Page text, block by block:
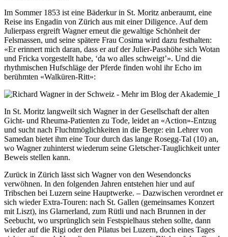
Im Sommer 1853 ist eine Bäderkur in St. Moritz anberaumt, eine
Reise ins Engadin von Zürich aus mit einer Diligence. Auf dem
Julierpass ergreift Wagner erneut die gewaltige Schönheit der
Felsmassen, und seine spätere Frau Cosima wird dazu festhalten:
«Er erinnert mich daran, dass er auf der Julier-Passhöhe sich Wotan
und Fricka vorgestellt habe, ‘da wo alles schweigt’». Und die
rhythmischen Hufschläge der Pferde finden wohl ihr Echo im
berühmten «Walküren-Ritt»:
In St. Moritz langweilt sich Wagner in der Gesellschaft der alten
Gicht- und Rheuma-Patienten zu Tode, leidet an «Action»-Entzug
und sucht nach Fluchtmöglichkeiten in die Berge: ein Lehrer von
Samedan bietet ihm eine Tour durch das lange Rosegg-Tal (10) an,
wo Wagner zuhinterst wiederum seine Gletscher-Tauglichkeit unter
Beweis stellen kann.
Zurück in Zürich lässt sich Wagner von den Wesendoncks
verwöhnen. In den folgenden Jahren entstehen hier und auf
Tribschen bei Luzern seine Hauptwerke. – Dazwischen verordnet er
sich wieder Extra-Touren: nach St. Gallen (gemeinsames Konzert
mit Liszt), ins Glarnerland, zum Rütli und nach Brunnen in der
Seebucht, wo ursprünglich sein Festspielhaus stehen sollte, dann
wieder auf die Rigi oder den Pilatus bei Luzern, doch eines Tages